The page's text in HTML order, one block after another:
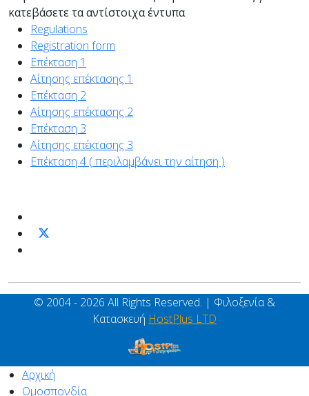
κατεβάσετε τα αντίστοιχα έντυπα
Regulations
Registration form
Επέκταση 1
Αίτησης επέκτασης 1
Επέκταση 2
Αίτησης επέκτασης 2
Επέκταση 3
Αίτησης επέκτασης 3
Επέκταση 4 ( περιλαμβάνει την αίτηση )
© 2004 - 2026 All Rights Reserved. | Φιλοξενία &
Κατασκευή HostPlus LTD
Αρχική
Ομοσπονδία